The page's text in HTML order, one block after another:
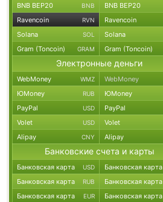
BNB BEP20 BNB BNB BEP20
Ravencoin RVN Ravencoin
Solana SOL Solana
Gram (Toncoin) GRAM Gram (Toncoin)
Электронные деньги
WebMoney WMZ WebMoney
ЮMoney RUB ЮMoney
PayPal USD PayPal
Volet USD Volet
Alipay CNY Alipay
Банковские счета и карты
Банковская карта USD Банковская карта
Банковская карта RUB Банковская карта
Банковская карта EUR Банковская карта